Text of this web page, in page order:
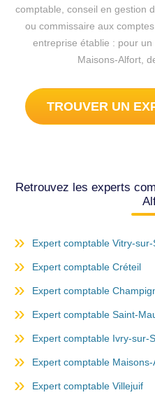
comptable, conseil en gestion
ou commissaire aux
entreprise établie : pour
Maisons-Alfort,
TROUVER UN
Retrouvez les experts
Expert comptable Vitry-sur-
Expert comptable Créteil
Expert comptable
Expert comptable Saint-
Expert comptable Ivry-sur-
Expert comptable Maisons-
Expert comptable Villejuif